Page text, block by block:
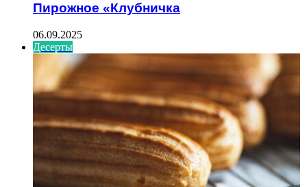
Пирожное «Клубничка
06.09.2025
Десерты